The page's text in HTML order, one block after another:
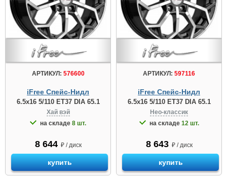
АРТИКУЛ: 576600
iFree Спейс-Нидл
6.5x16 5/110 ET37 DIA 65.1
Хай вэй
на складе 8 шт.
8 644 ₽ / диск
купить
АРТИКУЛ: 597116
iFree Спейс-Нидл
6.5x16 5/110 ET37 DIA 65.1
Нео-классик
на складе 12 шт.
8 643 ₽ / диск
купить